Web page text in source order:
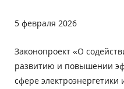
5 февраля 2026
Законопроект «О
развитию и повышении
сфере